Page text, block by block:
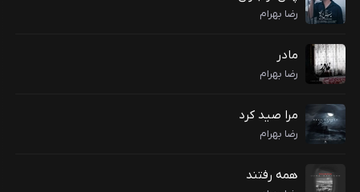
رضا بهرام
مادر
رضا بهرام
مرا صید کرد
رضا بهرام
همه رفتند